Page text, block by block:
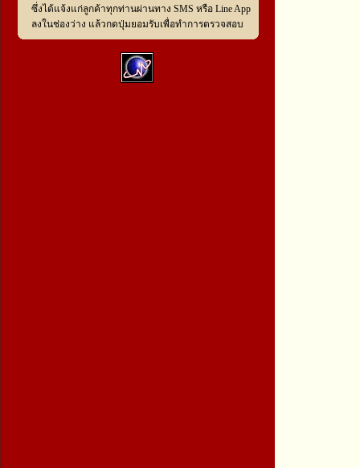
ซึ่งได้แจ้งแก่ลูกค้าทุกท่านผ่านทาง SMS หรือ Line App
ลงในช่องว่าง แล้วกดปุ่มยอมรับเพื่อทำการตรวจสอบ